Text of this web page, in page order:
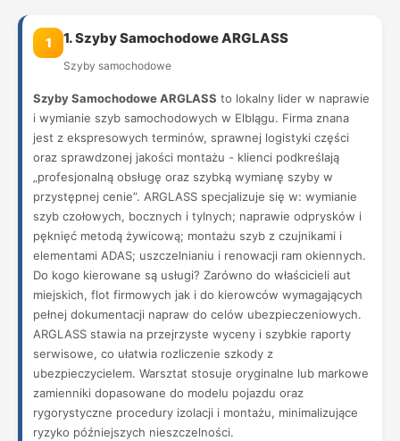
1 1. Szyby Samochodowe ARGLASS
Szyby samochodowe
Szyby Samochodowe ARGLASS to lokalny lider w naprawie
i wymianie szyb samochodowych w Elblągu. Firma znana
jest z ekspresowych terminów, sprawnej logistyki części
oraz sprawdzonej jakości montażu - klienci podkreślają
„profesjonalną obsługę oraz szybką wymianę szyby w
przystępnej cenie”. ARGLASS specjalizuje się w: wymianie
szyb czołowych, bocznych i tylnych; naprawie odprysków i
pęknięć metodą żywicową; montażu szyb z czujnikami i
elementami ADAS; uszczelnianiu i renowacji ram okiennych.
Do kogo kierowane są usługi? Zarówno do właścicieli aut
miejskich, flot firmowych jak i do kierowców wymagających
pełnej dokumentacji napraw do celów ubezpieczeniowych.
ARGLASS stawia na przejrzyste wyceny i szybkie raporty
serwisowe, co ułatwia rozliczenie szkody z
ubezpieczycielem. Warsztat stosuje oryginalne lub markowe
zamienniki dopasowane do modelu pojazdu oraz
rygorystyczne procedury izolacji i montażu, minimalizujące
ryzyko późniejszych nieszczelności.